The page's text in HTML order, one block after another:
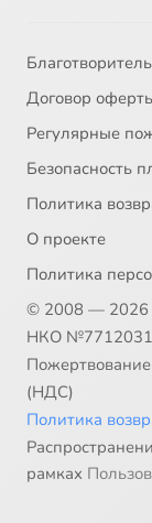
Договор
Регулярные
Безопасность
Политика
О проекте
Политика
© 2008 — 2026
НКО
(НДС)
Политика
рамках